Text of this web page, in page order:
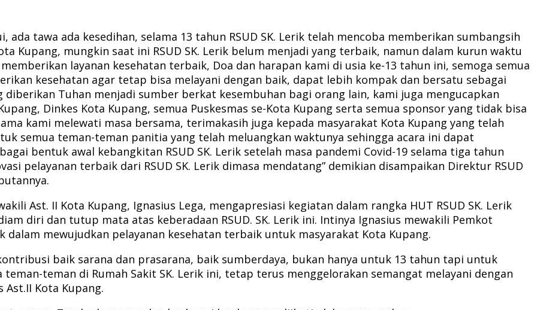
ada tawa ada kesedihan, selama 13 tahun RSUD SK. Lerik telah mencoba memberikan sumbangsih
Kupang, mungkin saat ini RSUD SK. Lerik belum menjadi yang terbaik, namun dalam kurun waktu
layanan kesehatan terbaik, Doa dan harapan kami di usia ke-13 tahun ini, semoga semua
kesehatan agar tetap bisa melayani dengan baik, dapat lebih kompak dan bersatu sebagai
Tuhan menjadi sumber berkat kesembuhan bagi orang lain, kami juga mengucapkan
Dinkes Kota Kupang, semua Puskesmas se-Kota Kupang serta semua sponsor yang tidak bisa
kami melewati masa bersama, terimakasih juga kepada masyarakat Kota Kupang yang telah
semua teman-teman panitia yang telah meluangkan waktunya sehingga acara ini dapat
bentuk awal kebangkitan RSUD SK. Lerik setelah masa pandemi Covid-19 selama tiga tahun
pelayanan terbaik dari RSUD SK. Lerik dimasa mendatang” demikian disampaikan Direktur RSUD
Ast. II Kota Kupang, Ignasius Lega, mengapresiasi kegiatan dalam rangka HUT RSUD SK. Lerik
diri dan tutup mata atas keberadaan RSUD. SK. Lerik ini. Intinya Ignasius mewakili Pemkot
dalam mewujudkan pelayanan kesehatan terbaik untuk masyarakat Kota Kupang.
baik sarana dan prasarana, baik sumberdaya, bukan hanya untuk 13 tahun tapi untuk
teman di Rumah Sakit SK. Lerik ini, tetap terus menggelorakan semangat melayani dengan
Kota Kupang.